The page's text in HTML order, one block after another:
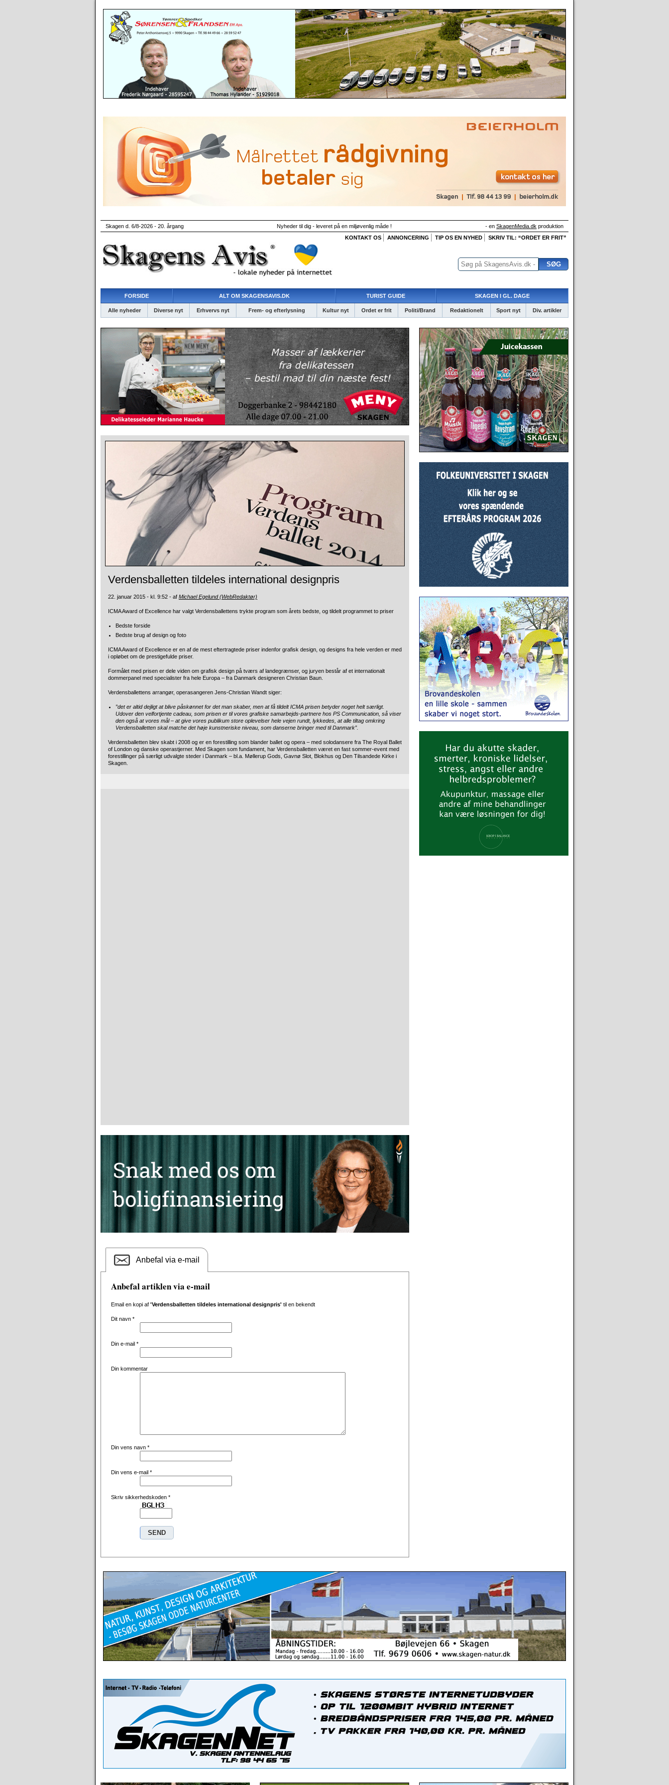
Skagen d. 6/8-2026 - 20. årgang Nyheder til dig - leveret på en miljøvenlig måde ! - en SkagenMedia.dk produktion
KONTAKT OS
ANNONCERING TIP OS EN NYHED SKRIV TIL: “ORDET ER FRIT”
FORSIDE ALT OM SKAGENSAVIS.DK TURIST GUIDE SKAGEN I GL. DAGE
Alle nyheder Diverse nyt Erhvervs nyt Frem- og efterlysning Kultur nyt Ordet er frit Politi/Brand Redaktionelt Sport nyt Div. artikler
Verdensballetten tildeles international designpris
22. januar 2015 - kl. 9:52 - af Michael Egelund (WebRedaktør)
ICMA Award of Excellence har valgt Verdensballettens trykte program som årets bedste, og tildelt programmet to priser
Bedste forside
Bedste brug af design og foto
ICMA Award of Excellence er en af de mest eftertragtede priser indenfor grafisk design, og designs fra hele verden er med
i opløbet om de prestigefulde priser.
Formålet med prisen er dele viden om grafisk design på tværs af landegrænser, og juryen består af et internationalt
dommerpanel med specialister fra hele Europa – fra Danmark designeren Christian Baun.
Verdensballettens arrangør, operasangeren Jens-Christian Wandt siger:
”det er altid dejligt at blive påskønnet for det man skaber, men at få tildelt ICMA prisen betyder noget helt særligt.
Udover den velfortjente cadeau, som prisen er til vores grafiske samarbejds-partnere hos PS Communication, så viser
den også at vores mål – at give vores publikum store oplevelser hele vejen rundt, lykkedes, at alle tiltag omkring
Verdensballetten skal matche det høje kunstneriske niveau, som danserne bringer med til Danmark”.
Verdensballetten blev skabt i 2008 og er en forestilling som blander ballet og opera – med solodansere fra The Royal Ballet
of London og danske operastjerner. Med Skagen som fundament, har Verdensballetten været en fast sommer-event med
forestillinger på særligt udvalgte steder i Danmark – bl.a. Møllerup Gods, Gavnø Slot, Blokhus og Den Tilsandede Kirke i
Skagen.
Anbefal via e-mail
Anbefal artiklen via e-mail
Email en kopi af 'Verdensballetten tildeles international designpris' til en bekendt
Dit navn *
Din e-mail *
Din kommentar
Din vens navn *
Din vens e-mail *
Skriv sikkerhedskoden *